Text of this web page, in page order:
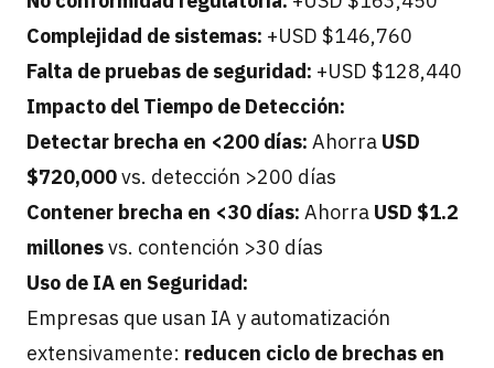
Complejidad de sistemas: +USD $146,760
Falta de pruebas de seguridad: +USD $128,440
Impacto del Tiempo de Detección:
Detectar brecha en <200 días: Ahorra USD
$720,000vs. detección >200 días
Contener brecha en <30 días: Ahorra USD $1.2
millonesvs. contención >30 días
Uso de IA en Seguridad:
Empresas que usan IA y automatización
extensivamente: reducen ciclo de brechas en